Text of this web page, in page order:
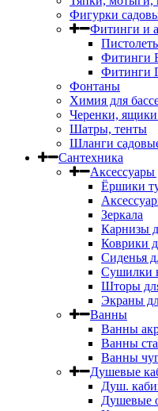
Фигурки
Фитинги и
Фитинги
Фитинги
Фонтаны
Химия для
Черенки,
Шатры, тенты
Шланги
Сантехника
Ёршики
Зеркала
Карнизы
Коврики
Сиденья
Сушилки
Шторы
Экраны
Ванны
Ванны
Ванны
Ванны
Душевые
Душ.
Душевые